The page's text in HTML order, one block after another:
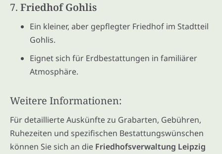
7. Friedhof Gohlis
Ein kleiner, aber gepflegter Friedhof im Stadtteil
Gohlis.
Eignet sich für Erdbestattungen in familiärer
Atmosphäre.
Weitere Informationen:
Für detaillierte Auskünfte zu Grabarten, Gebühren,
Ruhezeiten und spezifischen Bestattungswünschen
können Sie sich an die Friedhofsverwaltung Leipzig